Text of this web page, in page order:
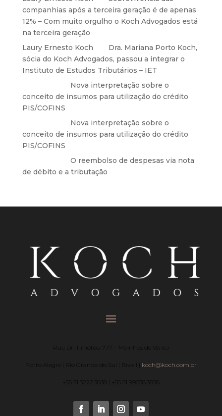
companhias após a terceira geração é de apenas
12% – Com muito orgulho o Koch Advogados está
na terceira geração
Laury Ernesto Koch
Dra. Mariana Porto Koch,
sócia do Koch Advogados, passou a integrar o
Instituto de Estudos Tributários – IET
Nova interpretação sobre o
conceito de insumos para utilização do crédito
PIS/COFINS
Nova interpretação sobre o
conceito de insumos para utilização do crédito
PIS/COFINS
O reembolso de despesas via nota
de débito e a tributação
Rua Dr. Timóteo, 777 – Moinhos de Vento
Porto Alegre | Rio Grande do Sul | Brasil | koch@koch.com.br
+55 51 3222.3838 | +55 51 99238.3838